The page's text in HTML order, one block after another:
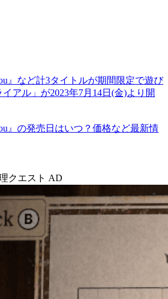
』など計3タイトルが期間限定で遊び
アル」が2023年7月14日(金)より開
』の発売日はいつ？価格など最新情
クエスト AD